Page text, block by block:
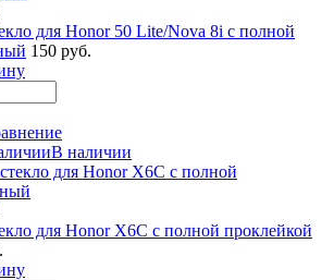
для Honor 50 Lite/Nova 8i с полной
150 руб.
В наличии
для Honor X6C с полной проклейкой